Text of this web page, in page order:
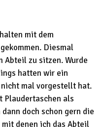
mit dem
Diesmal
Abteil zu sitzen. Wurde
hatten wir ein
nicht mal vorgestellt hat.
Plaudertaschen als
doch schon gern die
mit denen ich das Abteil